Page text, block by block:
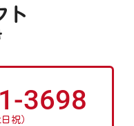
ト
3698
祝）